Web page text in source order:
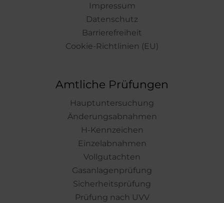
Impressum
Datenschutz
Barrierefreiheit
Cookie-Richtlinien (EU)
Amtliche Prüfungen
Hauptuntersuchung
Änderungsabnahmen
H-Kennzeichen
Einzelabnahmen
Vollgutachten
Gasanlagenprüfung
Sicherheitsprüfung
Prüfung nach UVV